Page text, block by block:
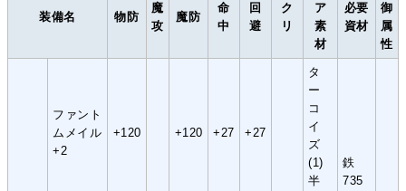
装備名 物防
魔
攻
魔防
命
中
回
避
ク
リ
ア
素
材
必要
資材
御
属
性
ファント
ムメイル
+2
+120 +120 +27 +27
タ
ー
コ
イ
ズ
(1)
半
鉄
735